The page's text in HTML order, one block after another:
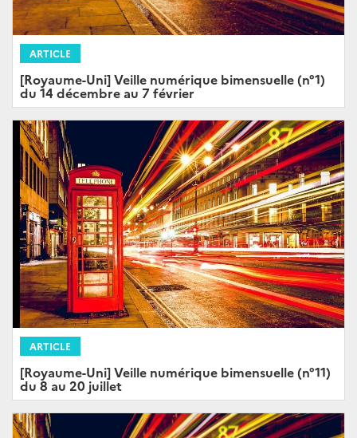
ARTICLE
[Royaume-Uni] Veille numérique bimensuelle (n°1)
du 14 décembre au 7 février
ARTICLE
[Royaume-Uni] Veille numérique bimensuelle (n°11)
du 8 au 20 juillet